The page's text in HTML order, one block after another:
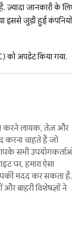
जानकारी के
जुड़ी हुई कंपनियों
को अपडेट किया गया.
करने लायक, तेज़ और
करना चाहते हैं जो
सभी
पर, हमारा ऐसा
मदद कर सकता है.
बाहरी विशेषज्ञों ने